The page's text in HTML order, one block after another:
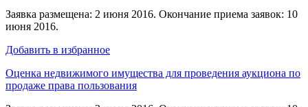
Заявка размещена: 2 июня 2016. Окончание приема заявок: 10
июня 2016.
Добавить в избранное
Оценка недвижимого имущества для проведения аукциона по
продаже права пользования